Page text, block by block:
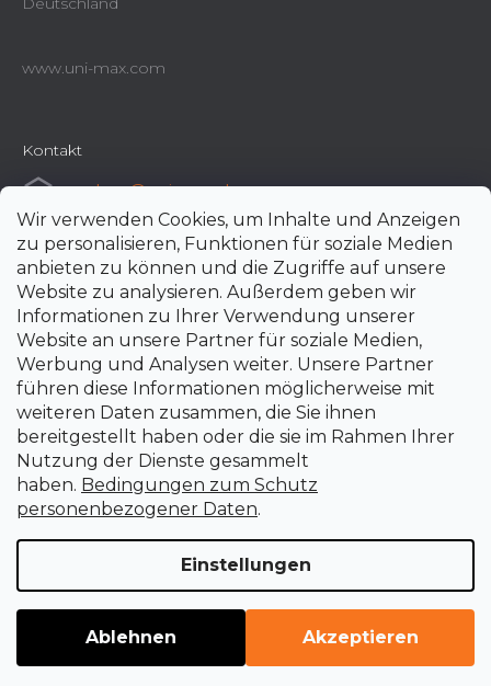
Wir verwenden Cookies, um Inhalte und Anzeigen
zu personalisieren, Funktionen für soziale Medien
anbieten zu können und die Zugriffe auf unsere
Website zu analysieren. Außerdem geben wir
Informationen zu Ihrer Verwendung unserer
Website an unsere Partner für soziale Medien,
Werbung und Analysen weiter. Unsere Partner
führen diese Informationen möglicherweise mit
weiteren Daten zusammen, die Sie ihnen
bereitgestellt haben oder die sie im Rahmen Ihrer
Nutzung der Dienste gesammelt
haben. Bedingungen zum Schutz
personenbezogener Daten.
Einstellungen
Ablehnen Akzeptieren
www.uni-max.com
Kontakt
e-shop@uni-max.de
+420 266 190 190
Erstellt von Shoptet Premium
Einstellungen ändern